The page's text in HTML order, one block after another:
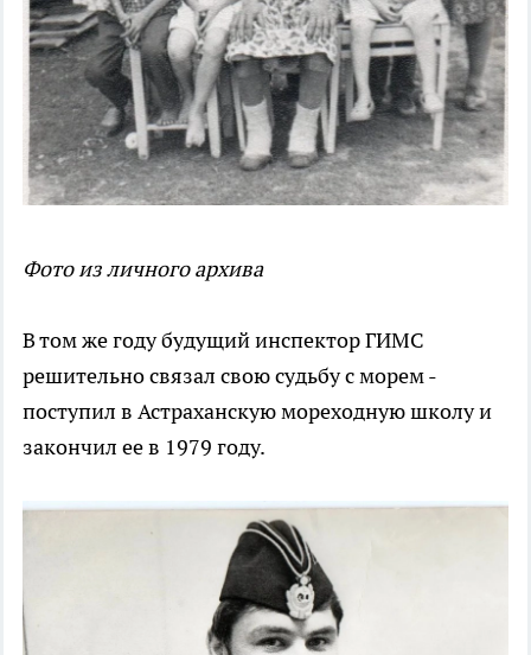
Фото из личного архива
В том же году будущий инспектор ГИМС
решительно связал свою судьбу с морем -
поступил в Астраханскую мореходную школу и
закончил ее в 1979 году.